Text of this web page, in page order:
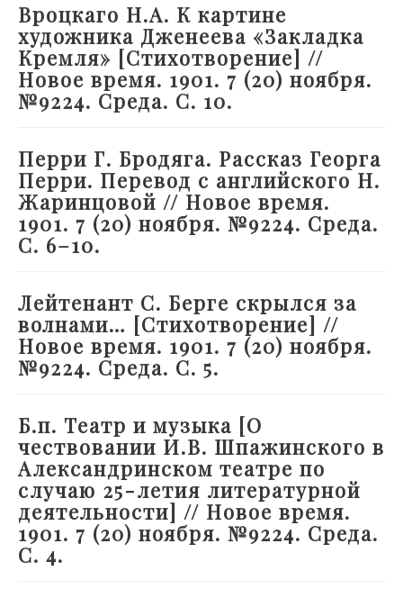
Вроцкаго Н.А. К картине
художника Дженеева «Закладка
Кремля» [Стихотворение] //
Новое время. 1901. 7 (20) ноября.
№9224. Среда. С. 10.
Перри Г. Бродяга. Рассказ Георга
Перри. Перевод с английского Н.
Жаринцовой // Новое время.
1901. 7 (20) ноября. №9224. Среда.
С. 6–10.
Лейтенант С. Берге скрылся за
волнами… [Стихотворение] //
Новое время. 1901. 7 (20) ноября.
№9224. Среда. С. 5.
Б.п. Театр и музыка [О
чествовании И.В. Шпажинского в
Александринском театре по
случаю 25-летия литературной
деятельности] // Новое время.
1901. 7 (20) ноября. №9224. Среда.
С. 4.